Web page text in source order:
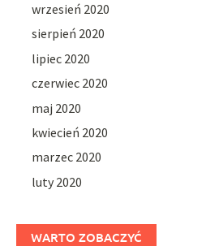
wrzesień 2020
sierpień 2020
lipiec 2020
czerwiec 2020
maj 2020
kwiecień 2020
marzec 2020
luty 2020
WARTO ZOBACZYĆ